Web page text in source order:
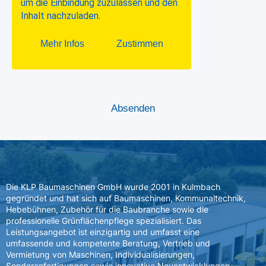
Die KLP Baumaschinen GmbH wurde 2001 in Kulmbach
gegründet und hat sich auf Baumaschinen, Kommunaltechnik,
Hebebühnen, Zubehör für die Baubranche sowie die
professionelle Grünflächenpflege spezialisiert. Das
Leistungsangebot ist einzigartig und umfasst eine
umfassende und kompetente Beratung, Vertrieb und
Vermietung von Maschinen, Individualisierungen,